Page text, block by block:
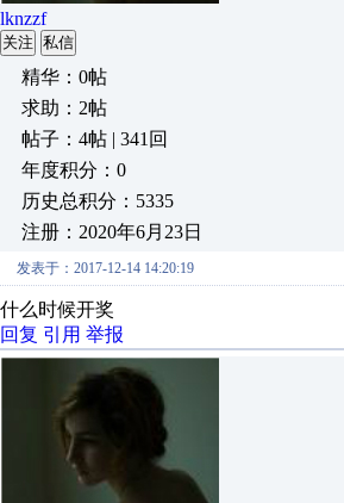
lknzzf
关注 私信
精华：0帖
求助：2帖
帖子：4帖 | 341回
年度积分：0
历史总积分：5335
注册：2020年6月23日
发表于：2017-12-14 14:20:19
什么时候开奖
回复 引用 举报